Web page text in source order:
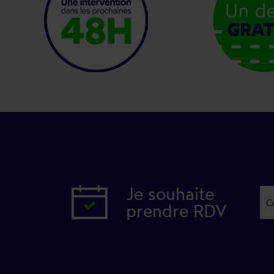
Je souhaite
prendre RDV